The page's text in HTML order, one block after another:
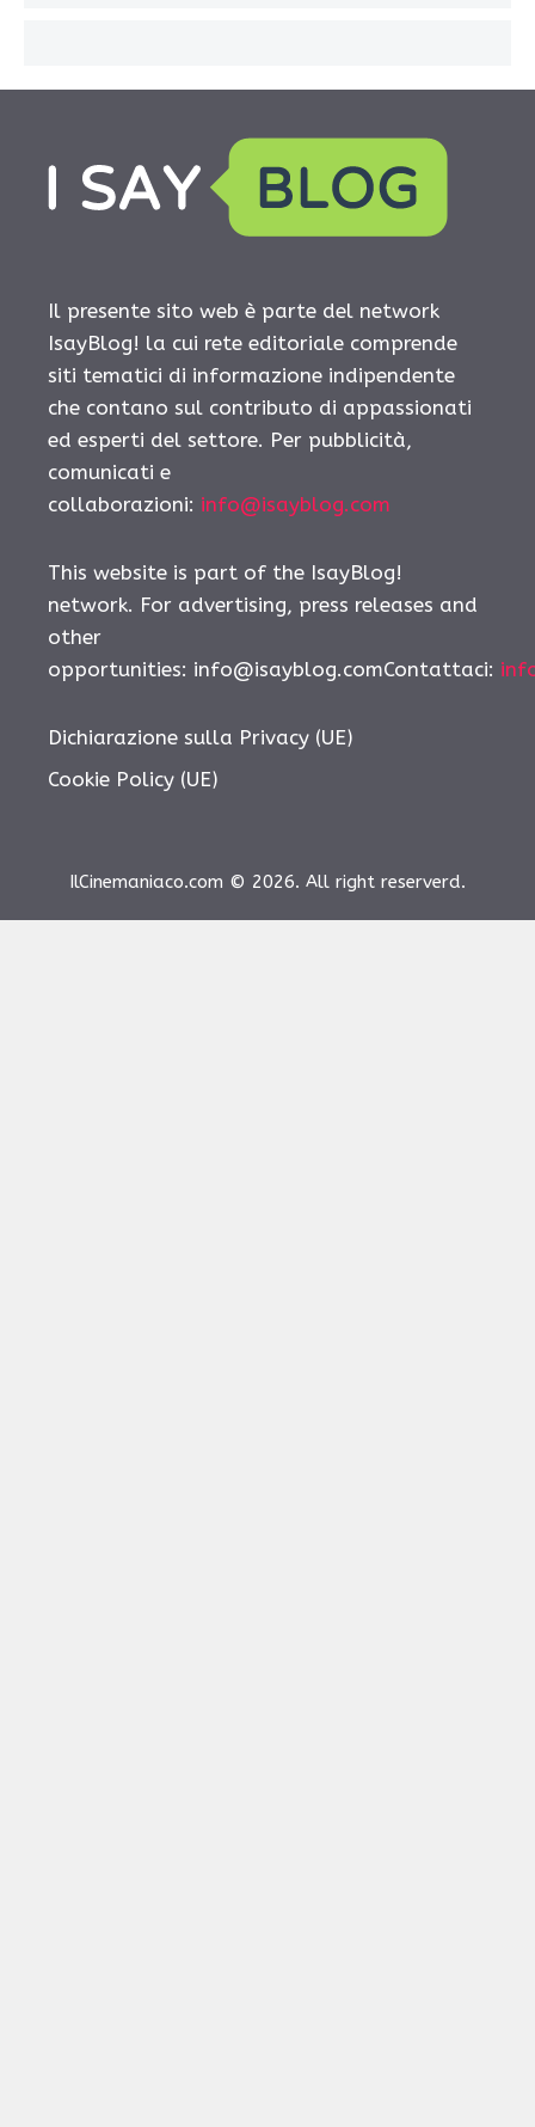
Il presente sito web è parte del network
IsayBlog! la cui rete editoriale comprende
siti tematici di informazione indipendente
che contano sul contributo di appassionati
ed esperti del settore. Per pubblicità,
comunicati e
collaborazioni: info@isayblog.com
This website is part of the IsayBlog!
network. For advertising, press releases and
other
opportunities: info@isayblog.comContattaci:
Dichiarazione sulla Privacy (UE)
Cookie Policy (UE)
IlCinemaniaco.com © 2026. All right reserverd.